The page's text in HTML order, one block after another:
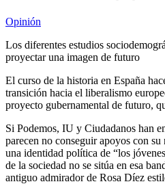
Opinión
Los diferentes estudios
proyectar una imagen de futuro
El curso de la historia en España
transición hacia el liberalismo
proyecto gubernamental de futuro,
Si Podemos, IU y Ciudadanos han
parecen no conseguir apoyos con
una identidad política de “los
de la sociedad no se sitúa en esa
antiguo admirador de Rosa Díez